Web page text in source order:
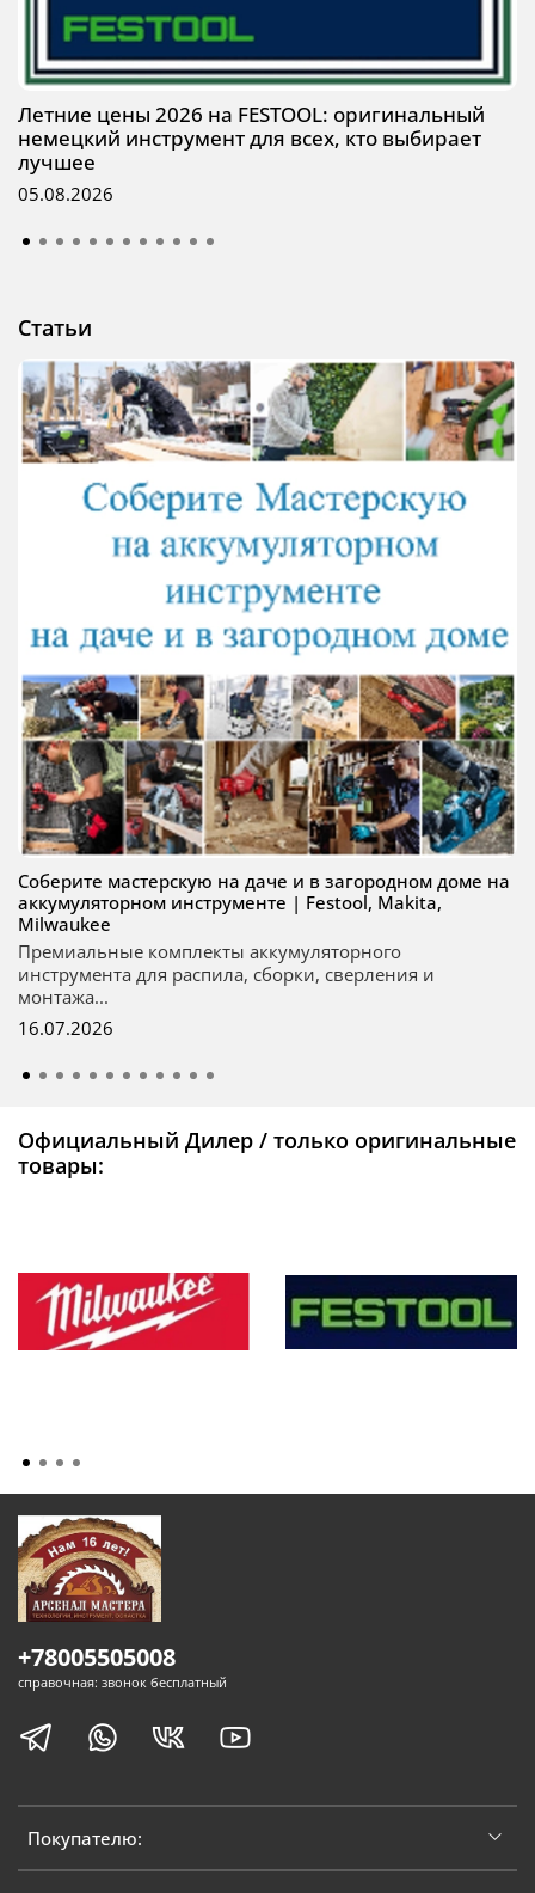
Летние цены 2026 на FESTOOL: оригинальный
немецкий инструмент для всех, кто выбирает
лучшее
05.08.2026
Статьи
Соберите мастерскую на даче и в загородном доме на
аккумуляторном инструменте | Festool, Makita,
Milwaukee
Премиальные комплекты аккумуляторного
инструмента для распила, сборки, сверления и
монтажа...
16.07.2026
Официальный Дилер / только оригинальные
товары:
Покупателю:
+78005505008
справочная: звонок бесплатный